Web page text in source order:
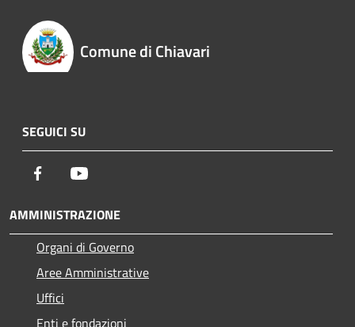
Comune di Chiavari
SEGUICI SU
Facebook
AMMINISTRAZIONE
Organi di Governo
Aree Amministrative
Uffici